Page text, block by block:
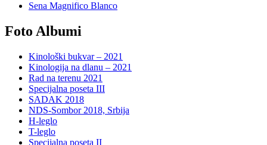
Sena Magnifico Blanco
Foto Albumi
Kinološki bukvar – 2021
Kinologija na dlanu – 2021
Rad na terenu 2021
Specijalna poseta III
SADAK 2018
NDS-Sombor 2018, Srbija
H-leglo
T-leglo
Specijalna poseta II